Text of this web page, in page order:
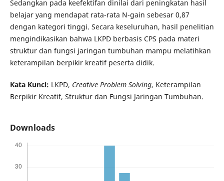
Sedangkan pada keefektifan dinilai dari peningkatan hasil
belajar yang mendapat rata-rata N-gain sebesar 0,87
dengan kategori tinggi. Secara keseluruhan, hasil penelitian
mengindikasikan bahwa LKPD berbasis CPS pada materi
struktur dan fungsi jaringan tumbuhan mampu melatihkan
keterampilan berpikir kreatif peserta didik.
Kata Kunci: LKPD, Creative Problem Solving, Keterampilan
Berpikir Kreatif, Struktur dan Fungsi Jaringan Tumbuhan.
Downloads